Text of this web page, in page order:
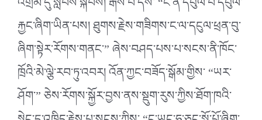
རྐྱང་ཞིག་ཡིན་པས། ཐུགས་རྗེས་གཟིགས་ང་ལ་དངུལ་ཕྲན་བུ་
ཞིག་སྟེར་རོགས་གནང་” ཞེས་བཤད་པས་པ་སངས་ནི་ཁོང་
ཁྲོའི་མེ་ལྕེ་རབ་ཏུ་འབར། འོན་ཀྱང་བཟོད་སྒོམ་གྱིས་ “ཡར་
ཤོག་” ཅེས་རོགས་སྐྱོར་བྱས་ནས་སྡུག་རུས་ཀྱིས་ཐོག་ཁའི་